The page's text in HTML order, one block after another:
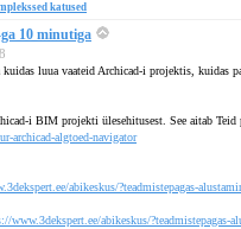
katused
10 minutiga
luua vaateid Archicad-i projektis,
i BIM projekti ülesehitusest. See aitab
archicad-algtoed-navigator
abikeskus/?teadmistepagas-
www.3dekspert.ee/abikeskus/?teadmistepagas-